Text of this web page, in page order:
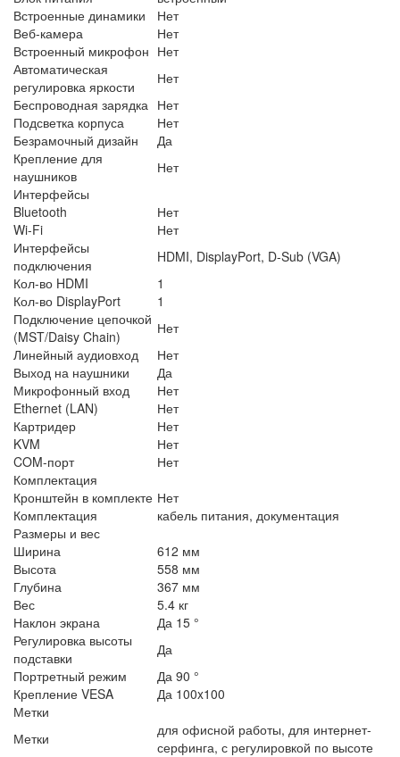
Встроенные динамики
Нет
Веб-камера
Нет
Встроенный микрофон Нет
Автоматическая
регулировка яркости
Нет
Беспроводная зарядка Нет
Подсветка корпуса
Нет
Безрамочный дизайн
Да
Крепление для
наушников
Нет
Интерфейсы
Bluetooth
Нет
Wi-Fi
Нет
Интерфейсы
подключения
HDMI, DisplayPort, D-Sub (VGA)
Кол-во HDMI
1
Кол-во DisplayPort
1
Подключение цепочкой
(MST/Daisy Chain)
Нет
Линейный аудиовход
Нет
Выход на наушники
Да
Микрофонный вход
Нет
Ethernet (LAN)
Нет
Картридер
Нет
KVM
Нет
COM-порт
Нет
Комплектация
Кронштейн в комплекте Нет
Комплектация
кабель питания, документация
Размеры и вес
Ширина
612 мм
Высота
558 мм
Глубина
367 мм
Вес
5.4 кг
Наклон экрана
Да 15 °
Регулировка высоты
подставки
Да
Портретный режим
Да 90 °
Крепление VESA
Да 100x100
Метки
Метки
для офисной работы, для интернет-
серфинга, с регулировкой по высоте